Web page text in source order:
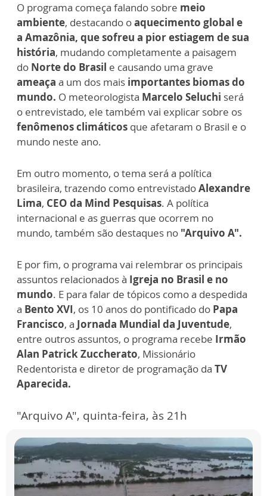
O programa começa falando sobre meio
ambiente, destacando oaquecimento global e
a Amazônia, que sofreu a pior estiagem de sua
história, mudando completamente a paisagem
do Norte do Brasil e causando uma grave
ameaça a um dos mais importantes biomas do
mundo. O meteorologista Marcelo Seluchi será
o entrevistado, ele também vai explicar sobre os
fenômenos climáticos que afetaram o Brasil e o
mundo neste ano.
Em outro momento, o tema será a política
brasileira, trazendo como entrevistadoAlexandre
Lima, CEO da Mind Pesquisas. A política
internacional e as guerras que ocorrem no
mundo, também são destaques no "Arquivo A".
E por fim, o programa vai relembrar os principais
assuntos relacionados à Igreja no Brasil e no
mundo. E para falar de tópicos como a despedida
a Bento XVI, os 10 anos do pontificado do Papa
Francisco, a Jornada Mundial da Juventude,
entre outros assuntos, o programa recebe Irmão
Alan Patrick Zuccherato, Missionário
Redentorista e diretor de programação da TV
Aparecida.
"Arquivo A", quinta-feira, às 21h